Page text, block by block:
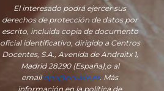
El interesado podrá ejercer sus
derechos de protección de datos por
escrito, incluida copia de documento
oficial identificativo, dirigido a Centros
Docentes, S.A., Avenida de Andraitx 1,
Madrid 28290 (España),o al
emaildpo@orvalle.es. Más
información en la política de